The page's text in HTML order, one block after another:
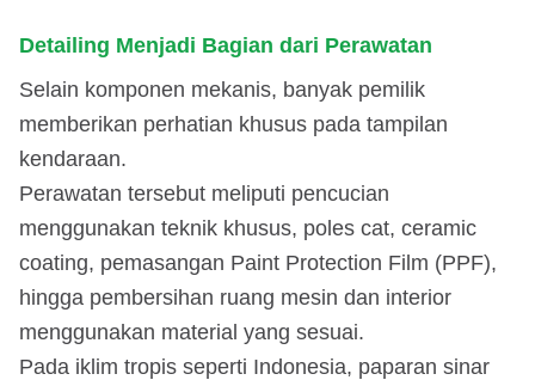
Detailing Menjadi Bagian dari Perawatan
Selain komponen mekanis, banyak pemilik
memberikan perhatian khusus pada tampilan
kendaraan.
Perawatan tersebut meliputi pencucian
menggunakan teknik khusus, poles cat, ceramic
coating, pemasangan Paint Protection Film (PPF),
hingga pembersihan ruang mesin dan interior
menggunakan material yang sesuai.
Pada iklim tropis seperti Indonesia, paparan sinar